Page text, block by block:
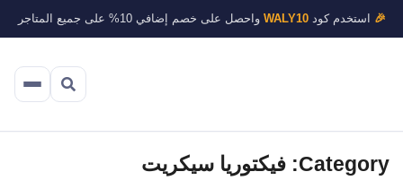
🎉 استخدم كودWALY10 واحصل على خصم إضافي 10% على جميع المتاجر
Category: فيكتوريا سيكريت